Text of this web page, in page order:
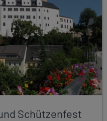
Schützenfest